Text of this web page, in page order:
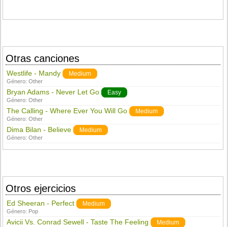
Otras canciones
Westlife - Mandy Medium
Género:Other
Bryan Adams - Never Let Go Easy
Género:Other
The Calling - Where Ever You Will Go Medium
Género:Other
Dima Bilan - Believe Medium
Género:Other
Otros ejercicios
Ed Sheeran - Perfect Medium
Género: Pop
Avicii Vs. Conrad Sewell - Taste The Feeling Medium